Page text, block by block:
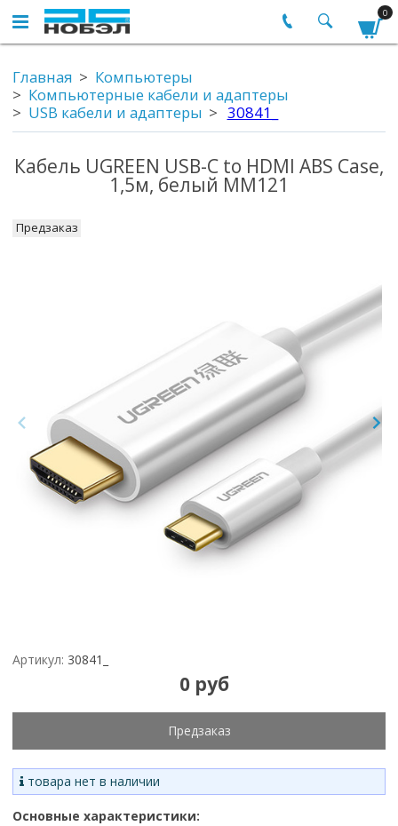
0
Главная
Компьютеры
Компьютерные кабели и адаптеры
USB кабели и адаптеры
30841_
Кабель UGREEN USB-C to HDMI ABS Case,
1,5м, белый MM121
Предзаказ
Артикул: 30841_
0 руб
Предзаказ
товара нет в наличии
Основные характеристики: